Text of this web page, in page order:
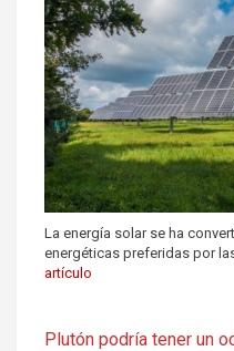
La energía solar se ha
energéticas preferidas por
artículo
Plutón podría tener un